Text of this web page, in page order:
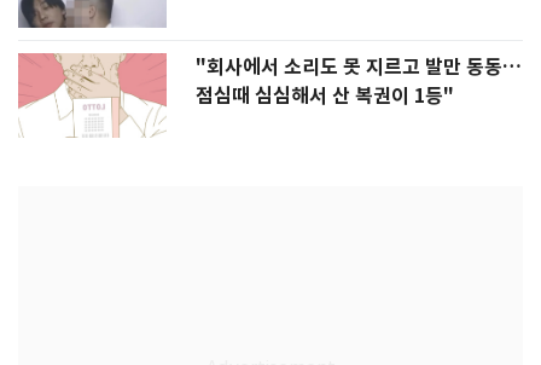
"회사에서 소리도 못 지르고 발만 동동…
점심때 심심해서 산 복권이 1등"